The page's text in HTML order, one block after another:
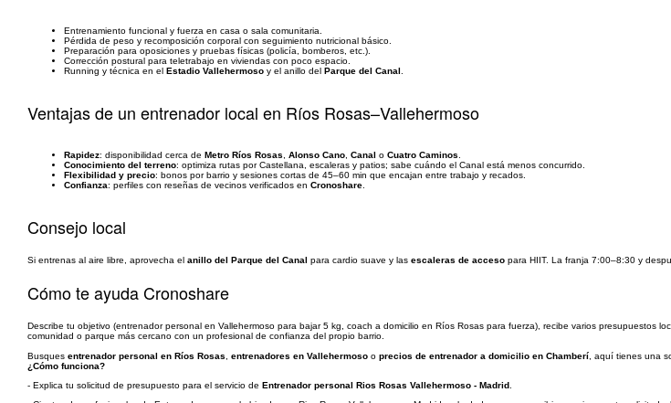
Entrenamiento funcional y fuerza en casa o sala comunitaria.
Pérdida de peso y recomposición corporal con seguimiento nutricional básico.
Preparación para oposiciones y pruebas físicas (policía, bomberos, etc.).
Corrección postural para teletrabajo en viviendas con poco espacio.
Running y técnica en el Estadio Vallehermoso y el anillo del Parque del Canal
Ventajas de un entrenador local en Ríos Rosas–Vallehermoso
Rapidez: disponibilidad cerca de Metro Ríos Rosas Alonso Cano Canal o Cuatro Caminos
Conocimiento del terreno: optimiza rutas por Castellana, escaleras y patios; sabe cuándo el Canal está menos concurrido.
Flexibilidad y precio: bonos por barrio y sesiones cortas de 45–60 min que encajan entre trabajo y recados.
Confianza: perfiles con reseñas de vecinos verificados en Cronoshare
Consejo local
Si entrenas al aire libre, aprovecha el anillo del Parque del Canal para cardio suave y las escaleras de acceso para HIIT. La franja 7:00–8:30 y
Cómo te ayuda Cronoshare
Describe tu objetivo (entrenador personal en Vallehermoso para bajar 5 kg, coach a domicilio en Ríos Rosas para fuerza), recibe varios presupuestos
comunidad o parque más cercano con un profesional de confianza del propio barrio.
Busques entrenador personal en Ríos Rosas entrenadores en Vallehermoso o precios de entrenador a domicilio en Chamberí , aquí tienes una
¿Cómo funciona?
- Explica tu solicitud de presupuesto para el servicio de Entrenador personal Rios Rosas Vallehermoso - Madrid